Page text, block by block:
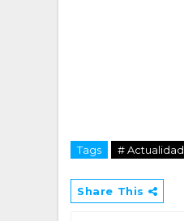
Tags # Actualidad
Share This